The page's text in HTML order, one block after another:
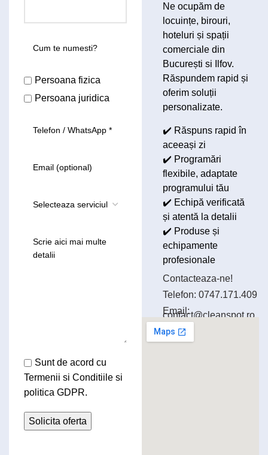
Persoana fizica
Persoana juridica
Sunt de acord cu
Termenii si Conditiile si
politica GDPR.
Ne ocupăm de
locuințe, birouri,
hoteluri și spații
comerciale din
București si Ilfov.
Răspundem rapid și
oferim soluții
personalizate.
✔️ Răspuns rapid în
aceeași zi
✔️ Programări
flexibile, adaptate
programului tău
✔️ Echipă verificată
și atentă la detalii
✔️ Produse și
echipamente
profesionale
Contacteaza-ne!
Telefon:0747.171.409
Email:
contact@cleanspot.ro